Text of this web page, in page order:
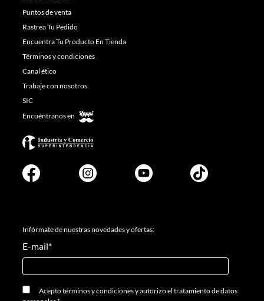
Puntos de venta
Rastrea Tu Pedido
Encuentra Tu Producto En Tienda
Términos y condiciones
Canal ético
Trabaje con nosotros
SIC
Encuéntranos en
Infórmate de nuestras novedades y ofertas:
E-mail*
Aceptotérminos y condicionesyautorizo el tratamiento de datos